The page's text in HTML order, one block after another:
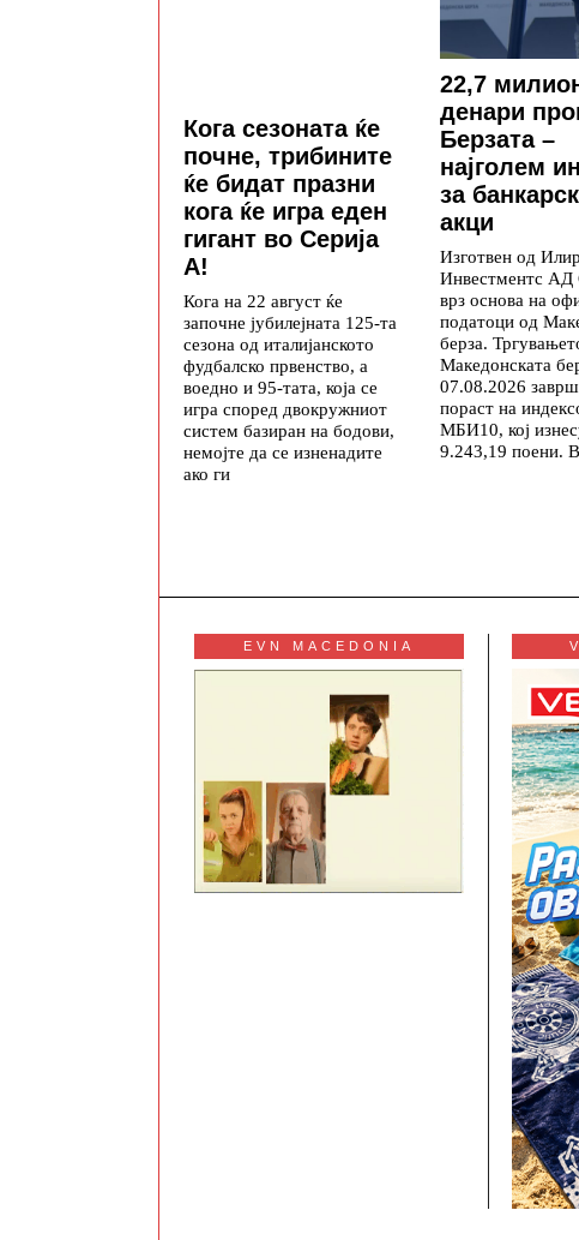
Кога сезоната ќе
почне, трибините
ќе бидат празни
кога ќе игра еден
гигант во Серија
А!
Кога на 22 август ќе
започне јубилејната 125-та
сезона од италијанското
фудбалско првенство, а
воедно и 95-тата, која се
игра според двокружниот
систем базиран на бодови,
немојте да се изненадите
ако ги
22,7
денари
Берзата –
најголем
за
акци
Изготвен од
Инвестментс АД
врз основа на
податоци од
берза.
Македонската
07.08.2026
пораст на
МБИ10, кој
9.243,19 поени.
EVN MACEDONIA